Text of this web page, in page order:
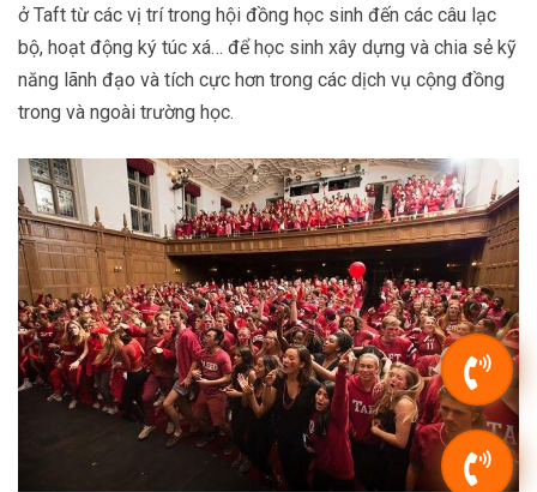
ở Taft từ các vị trí trong hội đồng học sinh đến các câu lạc
bộ, hoạt động ký túc xá… để học sinh xây dựng và chia sẻ kỹ
năng lãnh đạo và tích cực hơn trong các dịch vụ cộng đồng
trong và ngoài trường học.